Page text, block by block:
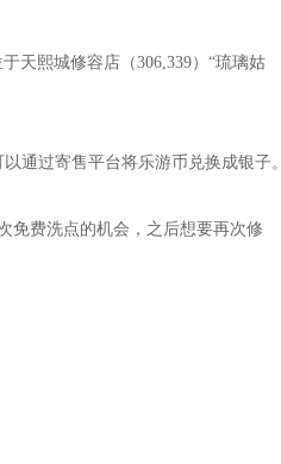
于天熙城修容店（306,339）“琉璃姑
通过寄售平台将乐游币兑换成银子。
免费洗点的机会，之后想要再次修